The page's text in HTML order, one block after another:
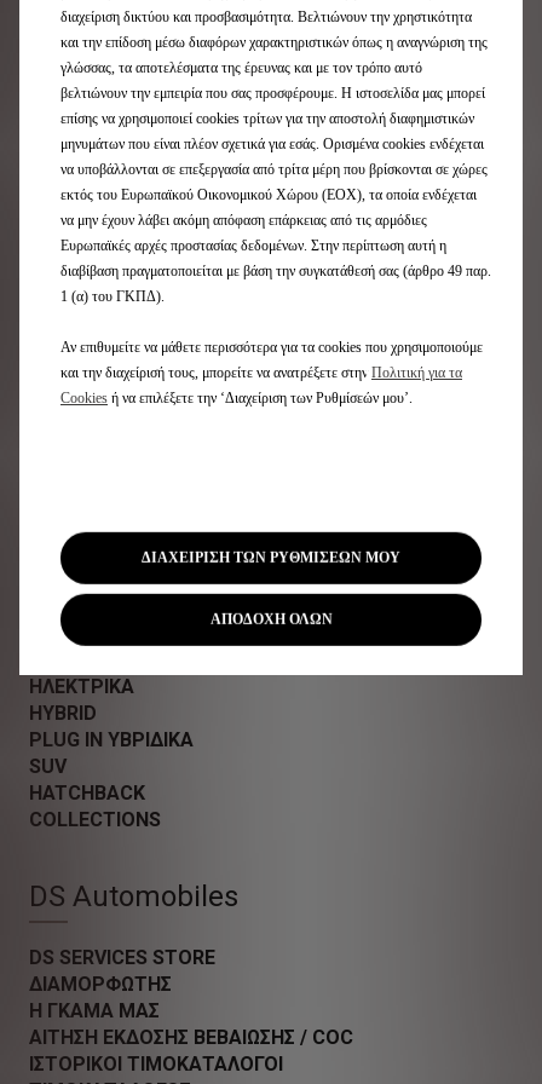
αβεβαιότητα. Από την έναρξη της εκστρατείας
ανάκλησης τον Απρίλιο του 2024, η Stellantis
εργάζεται επιμελώς σε όλη την Ευρώπη - ξεκινώντας
από τις νότιες περιοχές και επεκτείνοντας προς τα
βόρεια - για τον εντοπισμό και την επισκευή των
επηρεαζόμενων οχημάτων.
Μέχρι σήμερα, η πλειονότητα των επηρεαζόμενων
οχημάτων Citroën C3 και DS3 έχει ήδη ανακληθεί, με
τις εργασίες επισκευής να προχωρούν σταθερά.
Σχεδόν όλοι οι επηρεαζόμενοι πελάτες έχουν ήδη
ειδοποιηθεί σχετικά με την για την ενέργεια παύσης
Έχουμε επιστρατεύσει όλους τους διαθέσιμους
πόρους - προμηθευτές, διανομείς και εγκαταστάσεις
παραγωγής - για να υποστηρίξουμε τους πελάτες και
ΜΟΝΤΕΛΑ
ΗΛΕΚΤΡΙΚΑ
HYBRID
PLUG IN ΥΒΡΙΔΙΚΑ
SUV
HATCHBACK
COLLECTIONS
DS Automobiles
DS SERVICES STORE
ΔΙΑΜΟΡΦΩΤΗΣ
Η ΓΚΑΜΑ ΜΑΣ
ΑΙΤΗΣΗ ΕΚΔΟΣΗΣ ΒΕΒΑΙΩΣΗΣ / COC
ΙΣΤΟΡΙΚΟΙ ΤΙΜΟΚΑΤΑΛΟΓΟΙ
διαχείριση δικτύου και προσβασιμότητα. Βελτιώνουν την χρηστικότητα
και την επίδοση μέσω διαφόρων χαρακτηριστικών όπως η αναγνώριση της
γλώσσας, τα αποτελέσματα της έρευνας και με τον τρόπο αυτό
βελτιώνουν την εμπειρία που σας προσφέρουμε. Η ιστοσελίδα μας μπορεί
επίσης να χρησιμοποιεί cookies τρίτων για την αποστολή διαφημιστικών
μηνυμάτων που είναι πλέον σχετικά για εσάς. Ορισμένα cookies ενδέχεται
να υποβάλλονται σε επεξεργασία από τρίτα μέρη που βρίσκονται σε χώρες
εκτός του Ευρωπαϊκού Οικονομικού Χώρου (ΕΟΧ), τα οποία ενδέχεται
να μην έχουν λάβει ακόμη απόφαση επάρκειας από τις αρμόδιες
Ευρωπαϊκές αρχές προστασίας δεδομένων. Στην περίπτωση αυτή η
διαβίβαση πραγματοποιείται με βάση την συγκατάθεσή σας (άρθρο 49 παρ.
1 (α) του ΓΚΠΔ).
Αν επιθυμείτε να μάθετε περισσότερα για τα cookies που χρησιμοποιούμε
και την διαχείρισή τους, μπορείτε να ανατρέξετε στην Πολιτική για τα
Cookies ή να επιλέξετε την ‘Διαχείριση των Ρυθμίσεών μου’.
ΔΙΑΧΕΙΡΙΣΗ ΤΩΝ ΡΥΘΜΙΣΕΩΝ ΜΟΥ
ΑΠΟΔΟΧΗ ΟΛΩΝ